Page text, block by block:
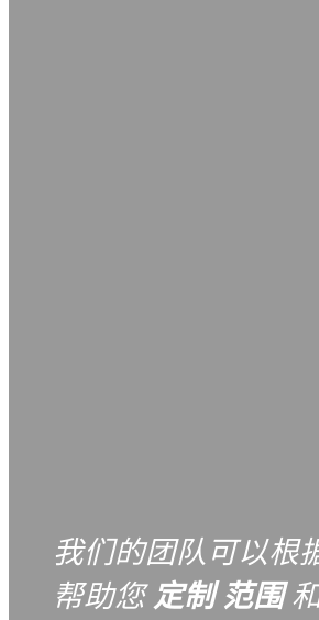
我们的团队可以根
帮助您定制 范围